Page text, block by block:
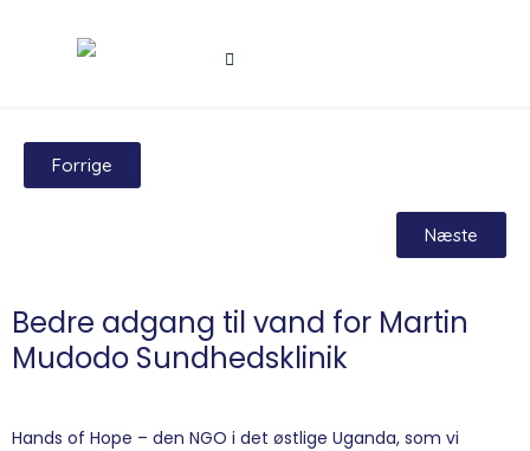
Forrige
Næste
Bedre adgang til vand for Martin
Mudodo Sundhedsklinik
Hands of Hope – den NGO i det østlige Uganda, som vi